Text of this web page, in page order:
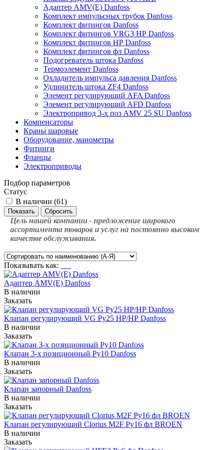
Адаптер AMV(E) Danfoss
Комплект импульсных трубок Danfoss
Комплект фитингов Danfoss
Комплект фитингов VRG3 НР Danfoss
Комплект фитингов НР Danfoss
Комплект фитингов фл Danfoss
Подогреватель штока Danfoss
Термоэлемент Danfoss
Охладитель импульса давления Danfoss
Удлинитель штока ZF4 Danfoss
Элемент регулирующий AFA Danfoss
Элемент регулирующий AFD Danfoss
Электропривод 3-х поз AMV 25 SU Danfoss
Компенсаторы
Краны шаровые
Оборудование, манометры
Фитинги
Фланцы
Электроприводы
Подбор параметров
Статус
В наличии (61)
Цель нашей компании - предложение широкого
ассортимента товаров и услуг на постоянно высоком
качестве обслуживания.
Показывать как:
Адаптер AMV(E) Danfoss
В наличии
Заказать
Клапан регулирующий VG Ру25 НР/НР Danfoss
В наличии
Заказать
Клапан 3-х позиционный Ру10 Danfoss
В наличии
Заказать
Клапан запорный Danfoss
В наличии
Заказать
Клапан регулирующий Clorius M2F Ру16 фл BROEN
В наличии
Заказать